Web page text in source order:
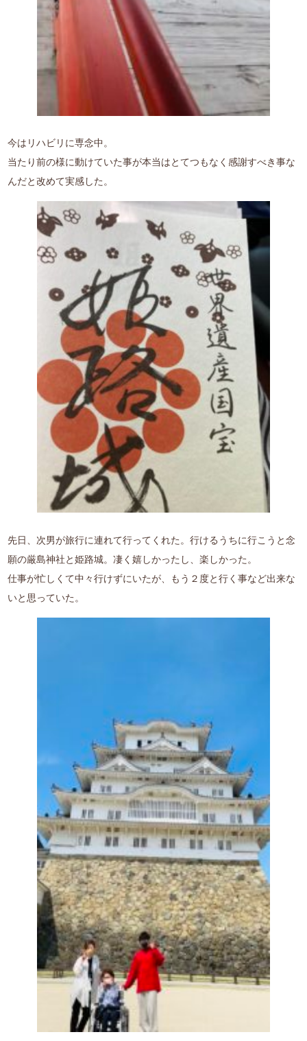
今はリハビリに専念中。
当たり前の様に動けていた事が本当はとてつもなく感謝すべき事な
んだと改めて実感した。
先日、次男が旅行に連れて行ってくれた。行けるうちに行こうと念
願の厳島神社と姫路城。凄く嬉しかったし、楽しかった。
仕事が忙しくて中々行けずにいたが、もう２度と行く事など出来な
いと思っていた。